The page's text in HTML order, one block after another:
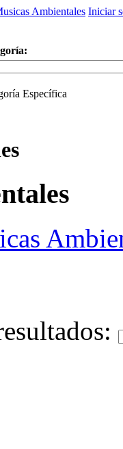
Ambientales Iniciar
Específica